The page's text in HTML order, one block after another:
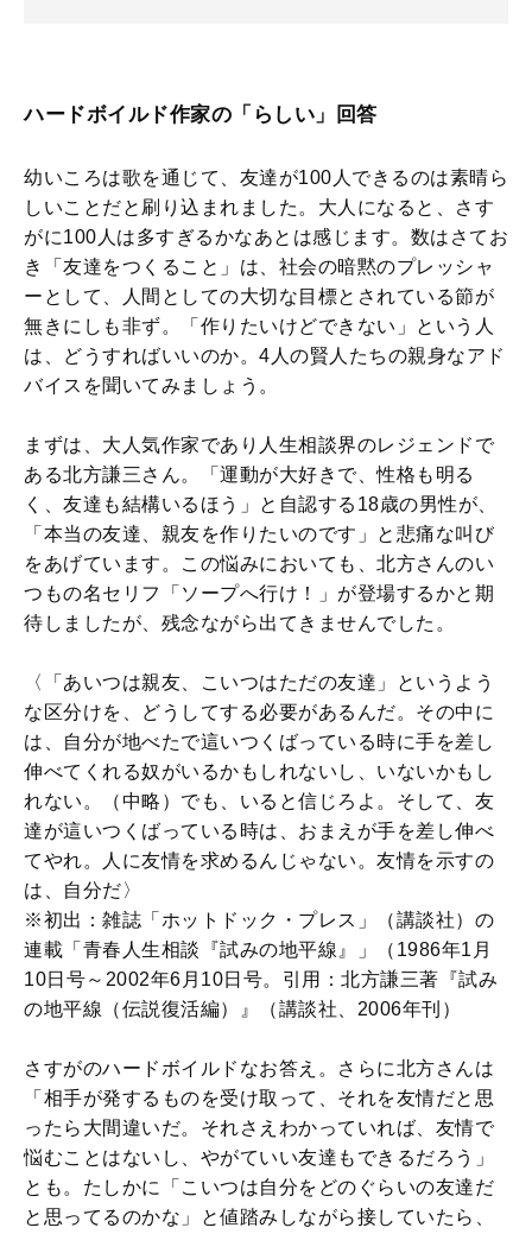
ハードボイルド作家の「らしい」回答
幼いころは歌を通じて、友達が100人できるのは素晴ら
しいことだと刷り込まれました。大人になると、さす
がに100人は多すぎるかなあとは感じます。数はさてお
き「友達をつくること」は、社会の暗黙のプレッシャ
ーとして、人間としての大切な目標とされている節が
無きにしも非ず。「作りたいけどできない」という人
は、どうすればいいのか。4人の賢人たちの親身なアド
バイスを聞いてみましょう。
まずは、大人気作家であり人生相談界のレジェンドで
ある北方謙三さん。「運動が大好きで、性格も明る
く、友達も結構いるほう」と自認する18歳の男性が、
「本当の友達、親友を作りたいのです」と悲痛な叫び
をあげています。この悩みにおいても、北方さんのい
つもの名セリフ「ソープへ行け！」が登場するかと期
待しましたが、残念ながら出てきませんでした。
〈「あいつは親友、こいつはただの友達」というよう
な区分けを、どうしてする必要があるんだ。その中に
は、自分が地べたで這いつくばっている時に手を差し
伸べてくれる奴がいるかもしれないし、いないかもし
れない。（中略）でも、いると信じろよ。そして、友
達が這いつくばっている時は、おまえが手を差し伸べ
てやれ。人に友情を求めるんじゃない。友情を示すの
は、自分だ〉
※初出：雑誌「ホットドック・プレス」（講談社）の
連載「青春人生相談『試みの地平線』」（1986年1月
10日号～2002年6月10日号。引用：北方謙三著『試み
の地平線（伝説復活編）』（講談社、2006年刊）
さすがのハードボイルドなお答え。さらに北方さんは
「相手が発するものを受け取って、それを友情だと思
ったら大間違いだ。それさえわかっていれば、友情で
悩むことはないし、やがていい友達もできるだろう」
とも。たしかに「こいつは自分をどのぐらいの友達だ
と思ってるのかな」と値踏みしながら接していたら、